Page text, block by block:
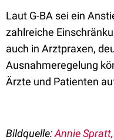
Laut G-BA sei ein
zahlreiche
auch in Arztpraxen,
Ausnahmeregelung
Ärzte und Patienten
Bildquelle:Annie